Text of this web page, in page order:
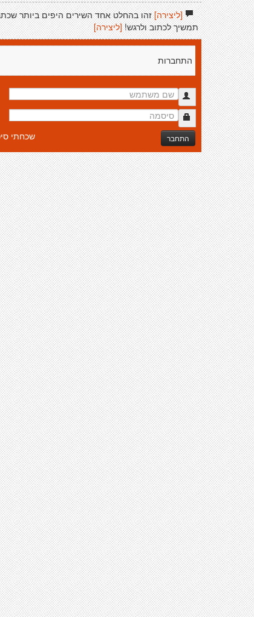
[ליצירה]זהו בהחלט אחד השירים היפים ביותר
תמשיך לכתוב ולרגש![ליצירה]
התחברות
התחבר שכחתי